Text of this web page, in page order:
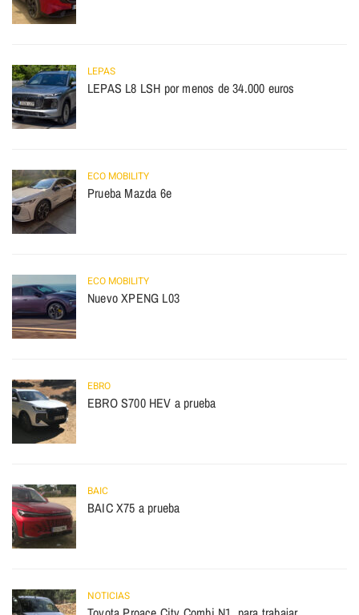
LEPAS
LEPAS L8 LSH por menos de 34.000 euros
ECO MOBILITY
Prueba Mazda 6e
ECO MOBILITY
Nuevo XPENG L03
EBRO
EBRO S700 HEV a prueba
BAIC
BAIC X75 a prueba
NOTICIAS